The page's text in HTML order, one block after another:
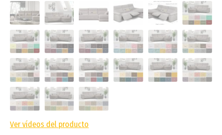
Ver vídeos del producto